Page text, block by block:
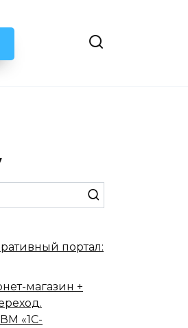
портал:
магазин +
«1С-